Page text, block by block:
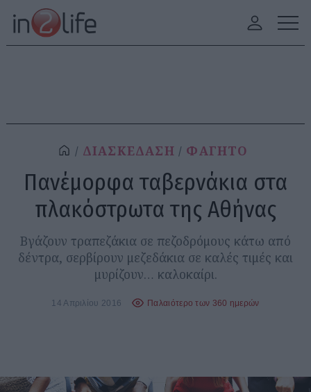
ΔΙΑΣΚΕΔΑΣΗ ΦΑΓΗΤΟ
Πανέμορφα ταβερνάκια στα
πλακόστρωτα της Αθήνας
Βγάζουν τραπεζάκια σε πεζοδρόμους κάτω από
δέντρα, σερβίρουν μεζεδάκια σε καλές τιμές και
μυρίζουν… καλοκαίρι.
14 Απριλίου 2016 Παλαιότερο των 360 ημερών